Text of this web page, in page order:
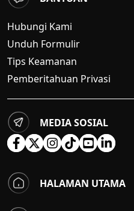
Hubungi Kami
Unduh Formulir
Tips Keamanan
Pemberitahuan Privasi
MEDIA SOSIAL
HALAMAN UTAMA